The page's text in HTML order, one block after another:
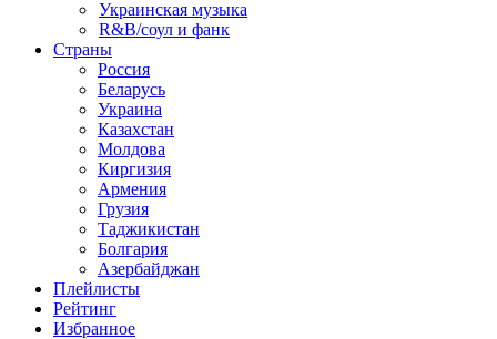
Украинская музыка
R&B/cоул и фанк
Страны
Россия
Беларусь
Украина
Казахстан
Молдова
Киргизия
Армения
Грузия
Таджикистан
Болгария
Азербайджан
Плейлисты
Рейтинг
Избранное